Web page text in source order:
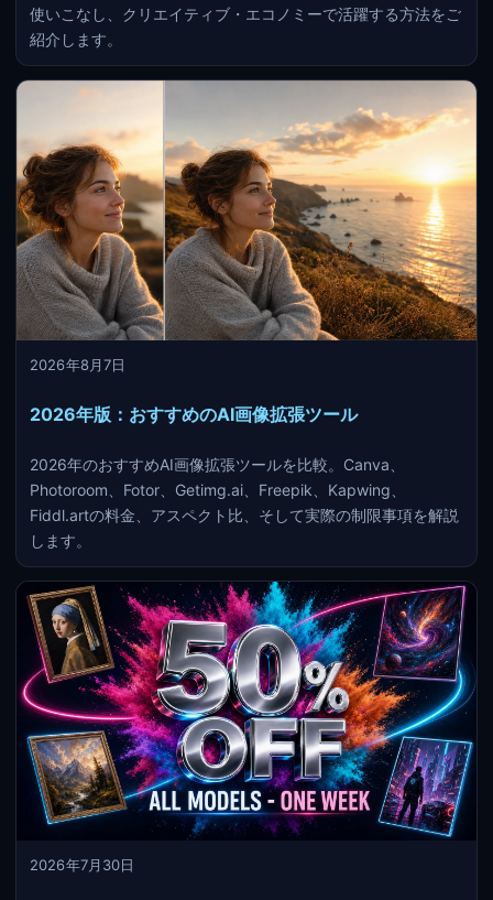
使いこなし、クリエイティブ・エコノミーで活躍する方法をご
紹介します。
2026年8月7日
2026年版：おすすめのAI画像拡張ツール
2026年のおすすめAI画像拡張ツールを比較。Canva、
Photoroom、Fotor、Getimg.ai、Freepik、Kapwing、
Fiddl.artの料金、アスペクト比、そして実際の制限事項を解説
します。
2026年7月30日